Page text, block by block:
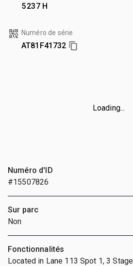
5 237 H
Numéro de série
AT81F41732
Loading...
Numéro d'ID
#15507826
Sur parc
Non
Fonctionnalités
Located in Lane 113 Spot 1, 3